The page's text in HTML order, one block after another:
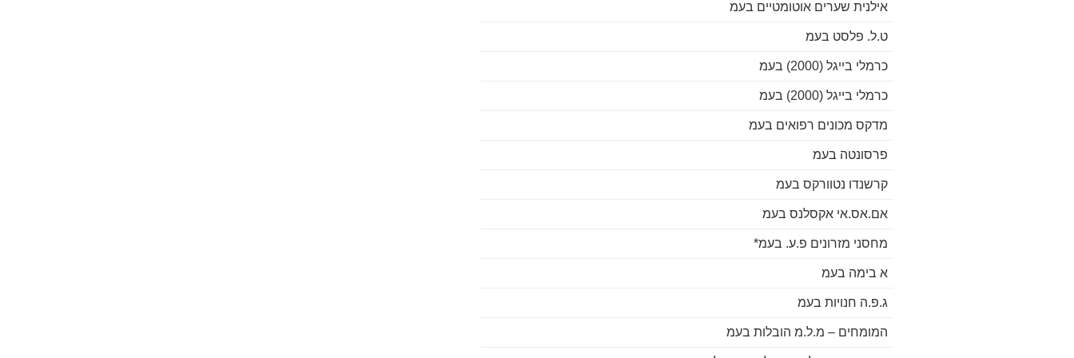
אילנית שערים אוטומטיים בעמ
ט.ל. פלסט בעמ
כרמלי בייגל (2000) בעמ
כרמלי בייגל (2000) בעמ
מדקס מכונים רפואים בעמ
פרסונטה בעמ
קרשנדו נטוורקס בעמ
אם.אס.אי אקסלנס בעמ
מחסני מזרונים פ.ע. בעמ*
א בימה בעמ
ג.פ.ה חנויות בעמ
המומחים – מ.ל.מ הובלות בעמ